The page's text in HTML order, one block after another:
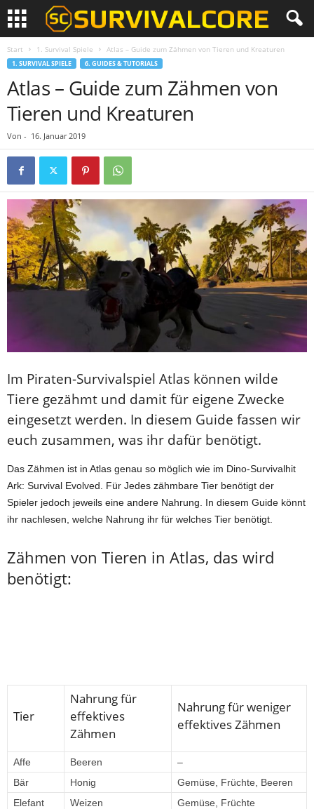
Start 1. Survival Spiele Atlas – Guide zum Zähmen von Tieren und Kreaturen
1. SURVIVAL SPIELE 6. GUIDES & TUTORIALS
Atlas – Guide zum Zähmen von
Tieren und Kreaturen
Von - 16. Januar 2019
Im Piraten-Survivalspiel Atlas können wilde
Tiere gezähmt und damit für eigene Zwecke
eingesetzt werden. In diesem Guide fassen wir
euch zusammen, was ihr dafür benötigt.
Das Zähmen ist in Atlas genau so möglich wie im Dino-Survivalhit
Ark: Survival Evolved. Für Jedes zähmbare Tier benötigt der
Spieler jedoch jeweils eine andere Nahrung. In diesem Guide könnt
ihr nachlesen, welche Nahrung ihr für welches Tier benötigt.
Zähmen von Tieren in Atlas, das wird
benötigt:
Tier
Nahrung für
effektives
Zähmen
Nahrung für weniger
effektives Zähmen
Affe Beeren
–
Bär
Honig
Gemüse, Früchte, Beeren
Elefant
Weizen
Gemüse, Früchte